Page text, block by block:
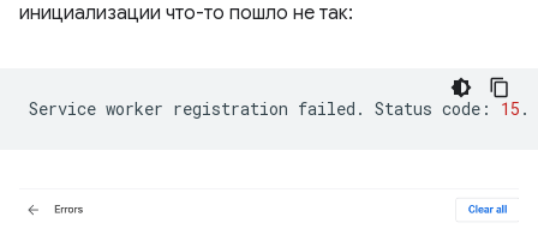
инициализации что-то пошло не так:
Service worker registration failed. Status code: 15